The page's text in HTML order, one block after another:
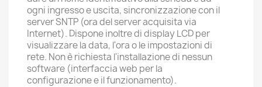
ogni ingresso e uscita, sincronizzazione con il
server SNTP (ora del server acquisita via
Internet). Dispone inoltre di display LCD per
visualizzare la data, l'ora o le impostazioni di
rete. Non è richiesta l'installazione di nessun
software (interfaccia web per la
configurazione e il funzionamento).